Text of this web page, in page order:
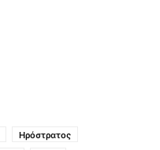
Ηρόστρατος